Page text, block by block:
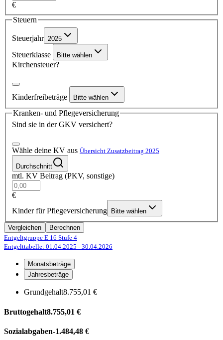
€
Steuern
Steuerjahr 2025
Steuerklasse Bitte wählen
Kirchensteuer?
Kinderfreibeträge Bitte wählen
Kranken- und Pflegeversicherung
Sind sie in der GKV versichert?
Wähle deine KV aus Übersicht Zusatzbeitrag 2025
Durchschnitt
mtl. KV Beitrag (PKV, sonstige)
€
Kinder für Pflegeversicherung
Bitte wählen
Vergleichen
Berechnen
Entgeltgruppe E 16 Stufe 4
Entgelttabelle: 01.04.2025 - 30.04.2026
Monatsbeträge
Jahresbeträge
Grundgehalt8.755,01 €
Bruttogehalt8.755,01 €
Sozialabgaben-1.484,48 €